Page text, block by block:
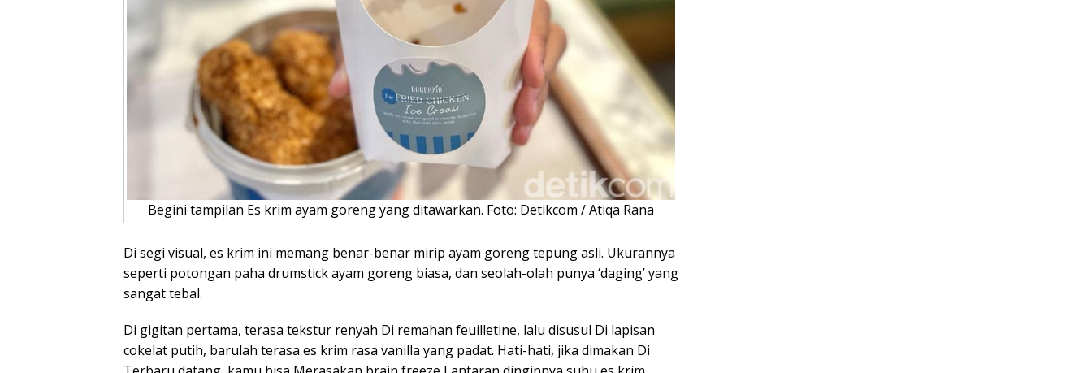
Begini tampilan Es krim ayam goreng yang ditawarkan. Foto: Detikcom / Atiqa Rana
Di segi visual, es krim ini memang benar-benar mirip ayam goreng tepung asli. Ukurannya
seperti potongan paha drumstick ayam goreng biasa, dan seolah-olah punya ‘daging’ yang
sangat tebal.
Di gigitan pertama, terasa tekstur renyah Di remahan feuilletine, lalu disusul Di lapisan
cokelat putih, barulah terasa es krim rasa vanilla yang padat. Hati-hati, jika dimakan Di